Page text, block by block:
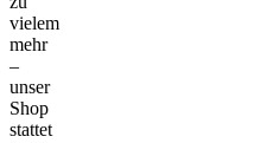
vielem
mehr
–
unser
Shop
stattet